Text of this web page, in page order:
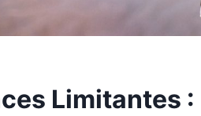
Limitantes